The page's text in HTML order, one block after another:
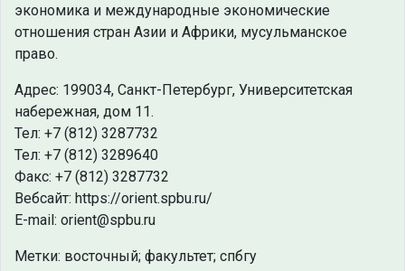
экономика и международные экономические
отношения стран Азии и Африки, мусульманское
право.
Адрес: 199034, Санкт-Петербург, Университетская
набережная, дом 11.
Тел: +7 (812) 3287732
Тел: +7 (812) 3289640
Факс: +7 (812) 3287732
Вебсайт: https://orient.spbu.ru/
E-mail: orient@spbu.ru
Метки: восточный; факультет; спбгу